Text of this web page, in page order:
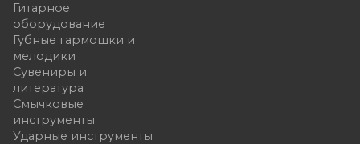
Гитарное
оборудование
Губные гармошки и
мелодики
Сувениры и
литература
Смычковые
инструменты
Ударные инструменты